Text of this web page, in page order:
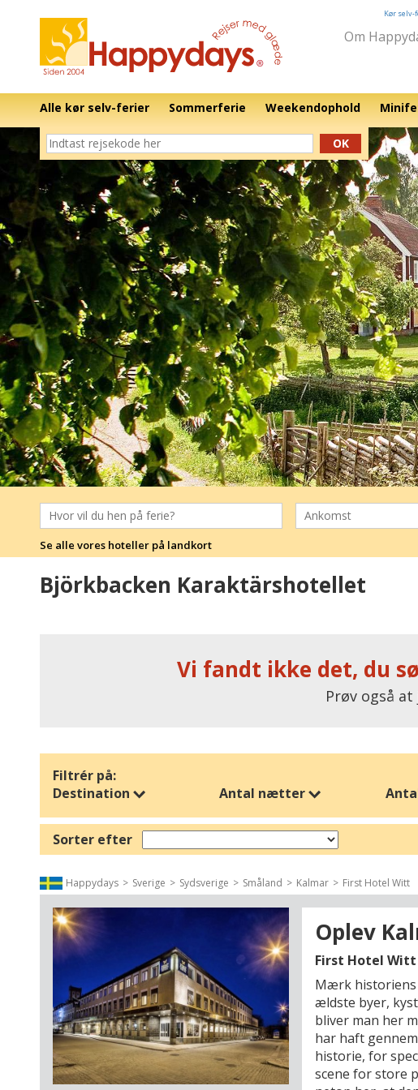
Kør selv-
Om
Alle kør selv-ferier Sommerferie Weekendophold
OK
Se alle vores hoteller på landkort
Björkbacken Karaktärshotellet
Vi fandt ikke det, du
Prøv også
Filtrér på:
Destination
Antal nætter
Sorter efter
Happydays Sverige Sydsverige Småland Kalmar First Hotel Witt
Oplev
First Hotel Witt
Mærk historiens
ældste byer,
bliver man her
har haft
historie, for
scene for store